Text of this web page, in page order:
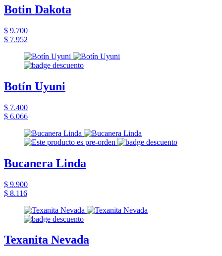
Botin Dakota
$ 9.700
$ 7.952
Botín Uyuni
$ 7.400
$ 6.066
Bucanera Linda
$ 9.900
$ 8.116
Texanita Nevada